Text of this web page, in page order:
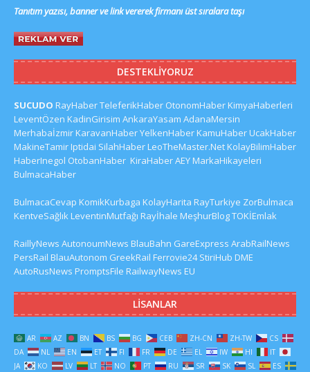
Tanıtım yazısı, banner ve link vererek firmanı üst sıralara taşı
DESTEKLIYORUZ
SUCUDO RayHaberTeleferikHaber OtonomHaberKimyaHaberleri
LeventÖzen KadinGirisim AnkaraYasam AdanaMersin
MerhabaİzmirKaravanHaberYelkenHaberKamuHaberUcakHaber
MakineTamirIptidai SilahHaberLeoTheMaster.NetKolayBilimHaber
HaberInegol OtobanHaber KiraHaberAEYMarkaHikayeleri
BulmacaHaber
BulmacaCevap KomikKurbaga KolayHarita RayTurkiye ZorBulmaca
KentveSağlıkLeventinMutfağı Rayİhale MeşhurBlogTOKİEmlak
RaillyNews AutonoumNews BlauBahn GareExpress ArabRailNews
PersRail BlauAutonom GreekRail Ferrovie24 StiriHub DME
AutoRusNews PromptsFile RailwayNews EU
LISANLAR
AR AZ BN BS BG CEB ZH-CN ZH-TW
CS
DA
NL EN ET FI FR DE EL IW HI
IT
JA
KO LV LT NO PT RU SR SK SL
ES